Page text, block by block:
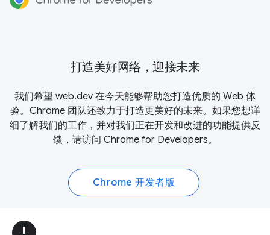
打造美好网络，迎接未来
我们希望 web.dev 在今天能够帮助您打造优质的 Web 体
验。Chrome 团队还致力于打造更美好的未来。如果您想详
细了解我们的工作，并对我们正在开发和改进的功能提供反
馈，请访问 Chrome for Developers。
Chrome 开发者版